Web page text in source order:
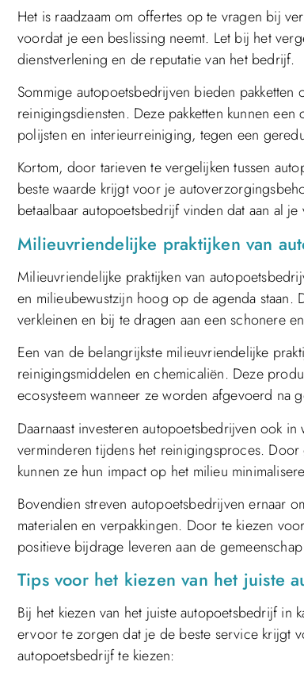
Het is raadzaam om offertes op te vragen bij
voordat je een beslissing neemt. Let bij het
dienstverlening en de reputatie van het bedrijf.
Sommige autopoetsbedrijven bieden
reinigingsdiensten. Deze pakketten kunnen
polijsten en interieurreiniging, tegen een
Kortom, door tarieven te vergelijken tussen
beste waarde krijgt voor je
betaalbaar autopoetsbedrijf vinden dat aan al
Milieuvriendelijke praktijken van
Milieuvriendelijke praktijken van
en milieubewustzijn hoog op de agenda staan.
verkleinen en bij te dragen aan een schonere
Een van de belangrijkste milieuvriendelijke
reinigingsmiddelen en chemicaliën. Deze
ecosysteem wanneer ze worden afgevoerd na
Daarnaast investeren autopoetsbedrijven ook
verminderen tijdens het reinigingsproces.
kunnen ze hun impact op het milieu
Bovendien streven autopoetsbedrijven ernaar
materialen en verpakkingen. Door te kiezen
positieve bijdrage leveren aan de
Tips voor het kiezen van het juiste
Bij het kiezen van het juiste autopoetsbedrijf in
ervoor te zorgen dat je de beste service krijgt
autopoetsbedrijf te kiezen: